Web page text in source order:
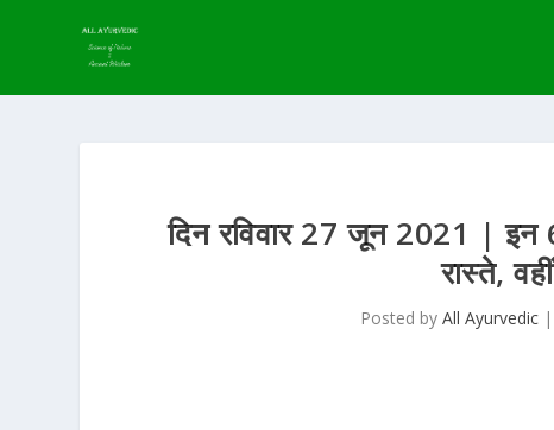
दिन रविवार 27 जून 2021 |
रास्ते,
Posted by All Ayurvedic|